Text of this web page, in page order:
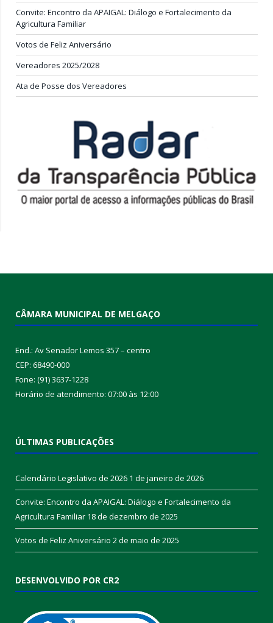
Convite: Encontro da APAIGAL: Diálogo e Fortalecimento da
Agricultura Familiar
Votos de Feliz Aniversário
Vereadores 2025/2028
Ata de Posse dos Vereadores
CÂMARA MUNICIPAL DE MELGAÇO
End.: Av Senador Lemos 357 – centro
CEP: 68490-000
Fone: (91) 3637-1228
Horário de atendimento: 07:00 às 12:00
ÚLTIMAS PUBLICAÇÕES
Calendário Legislativo de 2026 1 de janeiro de 2026
Convite: Encontro da APAIGAL: Diálogo e Fortalecimento da
Agricultura Familiar 18 de dezembro de 2025
Votos de Feliz Aniversário 2 de maio de 2025
DESENVOLVIDO POR CR2